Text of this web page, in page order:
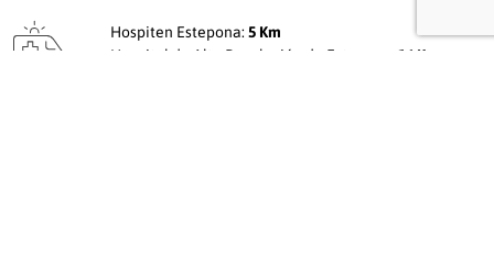
Hospiten Estepona: 5 Km
Hospital de Alta Resolución de Estepona: 16 Km